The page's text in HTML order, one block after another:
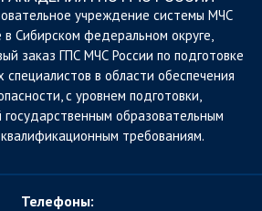
учреждение системы МЧС
в Сибирском федеральном округе,
заказ ГПС МЧС России по подготовке
в области обеспечения
с уровнем подготовки,
образовательным
требованиям.
Телефоны: